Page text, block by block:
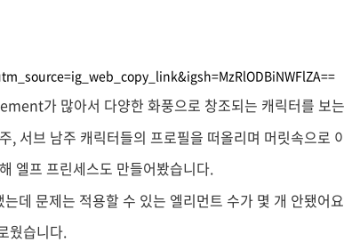
가 많아서 다양한 화풍으로 창조되는 캐릭터를 보
, 서브 남주 캐릭터들의 프로필을 떠올리며 머릿속으로
엘프 프린세스도 만들어봤습니다.
데 문제는 적용할 수 있는 엘리먼트 수가 몇 개 안됐어
웠습니다.